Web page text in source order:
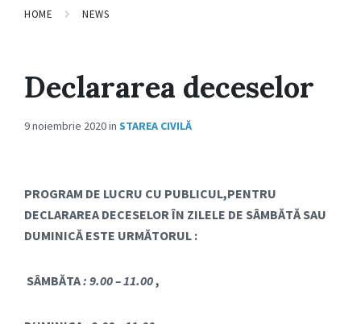
HOME NEWS
Declararea deceselor
9 noiembrie 2020in STAREA CIVILĂ
PROGRAM DE LUCRU CU PUBLICUL,PENTRU
DECLARAREA DECESELOR ÎN ZILELE DE SÂMBĂTĂ SAU
DUMINICĂ ESTE URMĂTORUL :
SÂMBĂTA: 9.00 – 11.00,